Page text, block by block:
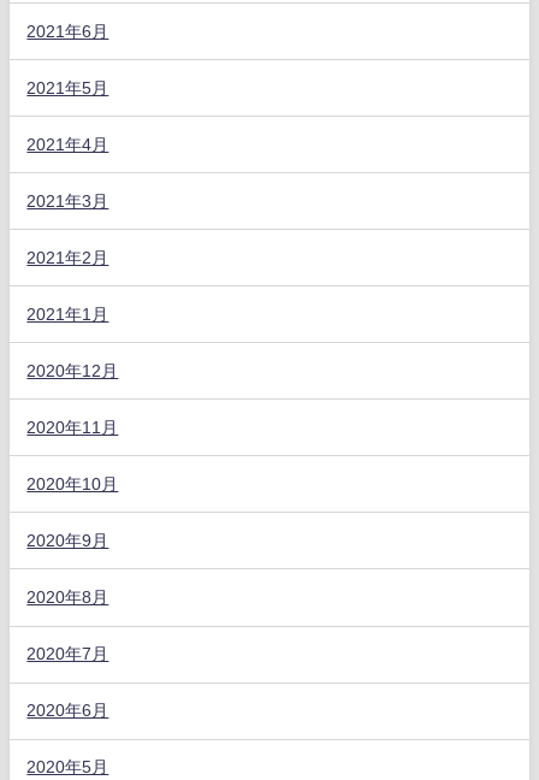
2021年6月
2021年5月
2021年4月
2021年3月
2021年2月
2021年1月
2020年12月
2020年11月
2020年10月
2020年9月
2020年8月
2020年7月
2020年6月
2020年5月